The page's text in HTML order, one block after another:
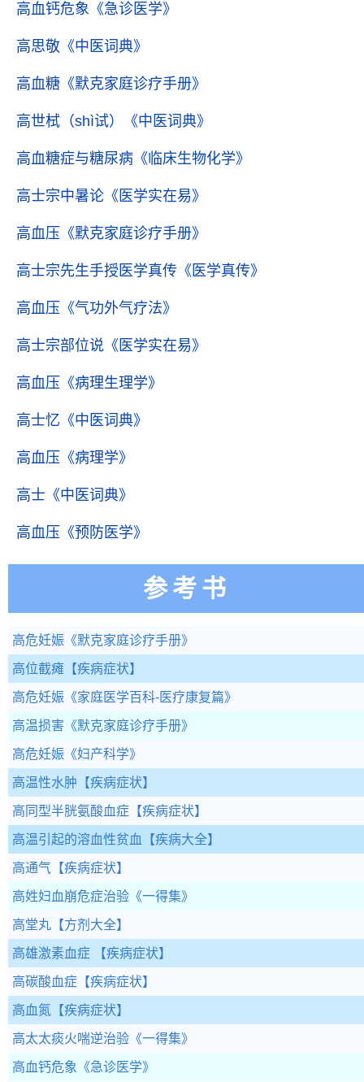
高血钙危象 《急诊医学》
高思敬 《中医词典》
高血糖 《默克家庭诊疗手册》
高世栻（shì试） 《中医词典》
高血糖症与糖尿病 《临床生物化学》
高士宗中暑论 《医学实在易》
高血压 《默克家庭诊疗手册》
高士宗先生手授医学真传 《医学真传》
高血压 《气功外气疗法》
高士宗部位说 《医学实在易》
高血压 《病理生理学》
高士忆 《中医词典》
高血压 《病理学》
高士 《中医词典》
高血压 《预防医学》
参考书
高危妊娠 《默克家庭诊疗手册》
高位截瘫 【疾病症状】
高危妊娠 《家庭医学百科-医疗康复篇》
高温损害 《默克家庭诊疗手册》
高危妊娠 《妇产科学》
高温性水肿 【疾病症状】
高同型半胱氨酸血症 【疾病症状】
高温引起的溶血性贫血 【疾病大全】
高通气 【疾病症状】
高姓妇血崩危症治验 《一得集》
高堂丸 【方剂大全】
高雄激素血症 【疾病症状】
高碳酸血症 【疾病症状】
高血氮 【疾病症状】
高太太痰火喘逆治验 《一得集》
高血钙危象 《急诊医学》